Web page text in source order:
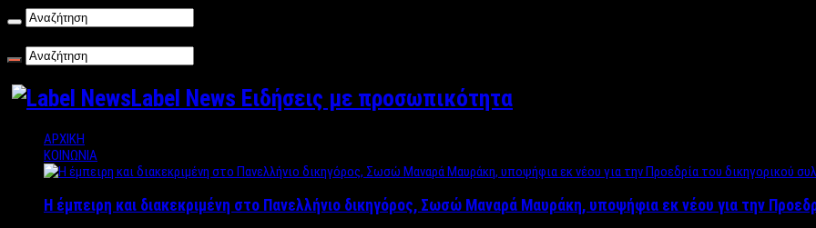
Label News Ειδήσεις με προσωπικότητα
ΑΡΧΙΚΗ
ΚΟΙΝΩΝΙΑ
Η έμπειρη και διακεκριμένη στο Πανελλήνιο δικηγόρος, Σωσώ Μαναρά Μαυράκη, υποψήφια εκ νέου για την